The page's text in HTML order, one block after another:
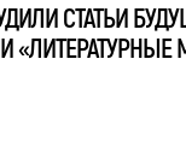
СТАТЬИ
«ЛИТЕРАТУРНЫЕ